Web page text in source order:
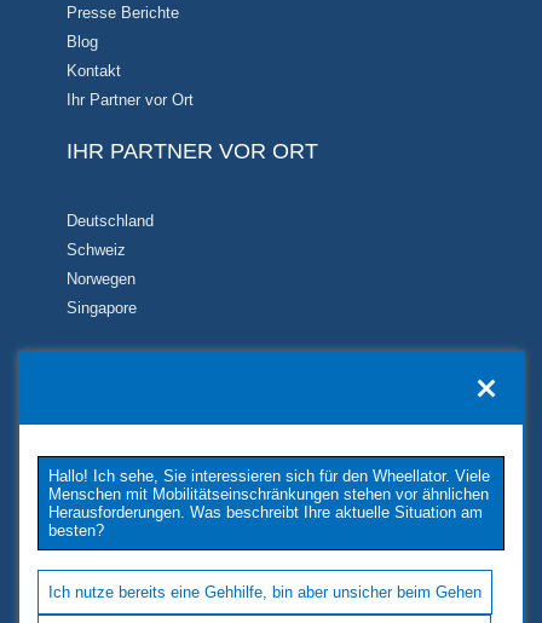
Hallo! Ich sehe, Sie interessieren sich für den Wheellator. Viele
Menschen mit Mobilitätseinschränkungen stehen vor ähnlichen
Herausforderungen. Was beschreibt Ihre aktuelle Situation am
besten?
Ich nutze bereits eine Gehhilfe, bin aber unsicher beim Gehen
Presse Berichte
Blog
Kontakt
Ihr Partner vor Ort
IHR PARTNER VOR ORT
Deutschland
Schweiz
Norwegen
Singapore
TUKIMET OY
Kaivopuistontie 33
26100 Rauma
Phone: +358 2 677 4222
E-Mail: tukimet(at)tukimet.fi
Follow Us